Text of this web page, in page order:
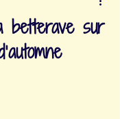
betterave sur